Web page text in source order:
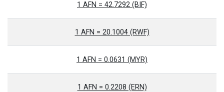
1 AFN = 42.7292 (BIF)
1 AFN = 20.1004 (RWF)
1 AFN = 0.0631 (MYR)
1 AFN = 0.2208 (ERN)